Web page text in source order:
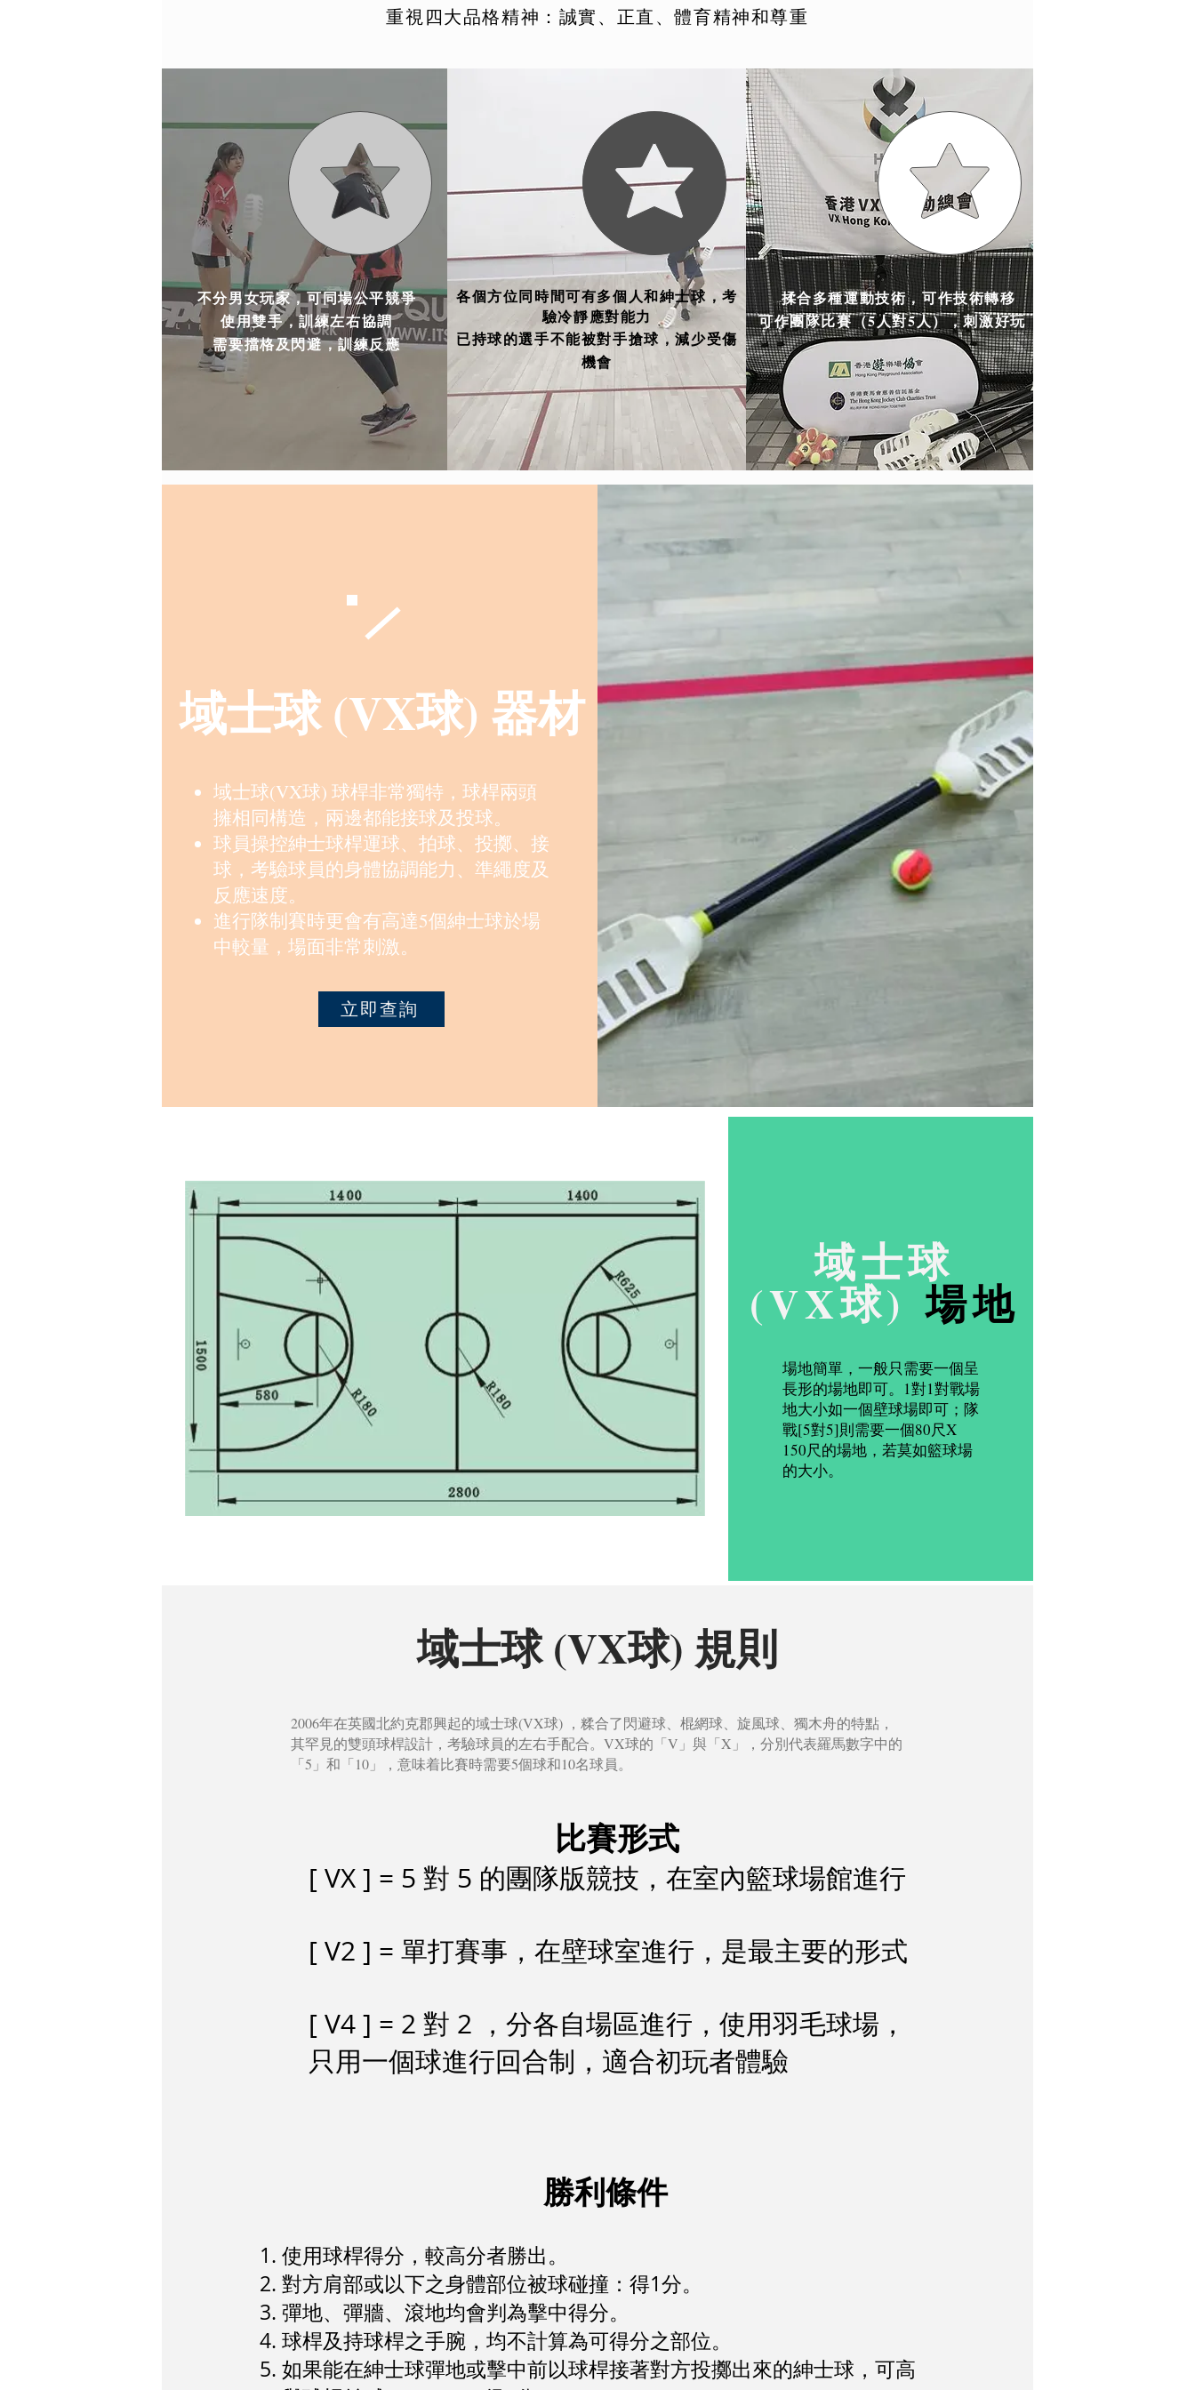
重視四大品格精神：誠實、正直、體育精神和尊重
不分男女玩家，可同場公平競爭
使用雙手，訓練左右協調
需要擋格及閃避，訓練反應
各個方位同時間可有多個人和紳士球 ，考
驗冷靜應對能力
已持球的選手不能被對手搶球，減少受傷
機會
揉合多種運動技術，可作技術轉移
可作團隊比賽（5人對5人），刺激好玩
域士球 (VX球) 器材
域士球(VX球) 球桿非常獨特，球桿兩頭
擁相同構造，兩邊都能接球及投球。
球員操控紳士球桿運球、拍球、投擲、接
球，考驗球員的身體協調能力、準繩度及
反應速度。
進行隊制賽時更會有高達5個紳士球於場
中較量，場面非常刺激。
立即查詢
域士球
(VX球)場地
場地簡單，一般只需要一個呈
長形的場地即可。1對1對戰場
地大小如一個壁球場即可；隊
戰[5對5]則需要一個80尺X
150尺的場地，若莫如籃球場
的大小。
域士球 (VX球) 規則
2006年在英國北約克郡興起的域士球(VX球) ，糅合了閃避球、棍網球、旋風球、獨木舟的特點，
其罕見的雙頭球桿設計，考驗球員的左右手配合。VX球的「V」與「X」，分別代表羅馬數字中的
「5」和「10」，意味着比賽時需要5個球和10名球員。
比賽形式
[ VX ] = 5 對 5 的團隊版競技，在室內籃球場館進行
[ V2 ] = 單打賽事，在壁球室進行，是最主要的形式
[ V4 ] = 2 對 2 ，分各自場區進行，使用羽毛球場，
只用一個球進行回合制，適合初玩者體驗
​勝利條件
使用球桿得分，較高分者勝出。
對方肩部或以下之身體部位被球碰撞：得1分。
彈地、彈牆、滾地均會判為擊中得分。
球桿及持球桿之手腕，均不計算為可得分之部位。
如果能在紳士球彈地或擊中前以球桿接著對方投擲出來的紳士球，可高